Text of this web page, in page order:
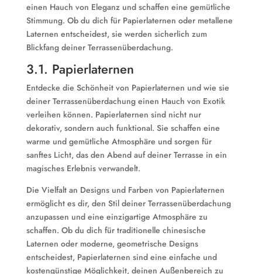
einen Hauch von Eleganz und schaffen eine gemütliche
Stimmung. Ob du dich für Papierlaternen oder metallene
Laternen entscheidest, sie werden sicherlich zum
Blickfang deiner Terrassenüberdachung.
3.1. Papierlaternen
Entdecke die Schönheit von Papierlaternen und wie sie
deiner Terrassenüberdachung einen Hauch von Exotik
verleihen können. Papierlaternen sind nicht nur
dekorativ, sondern auch funktional. Sie schaffen eine
warme und gemütliche Atmosphäre und sorgen für
sanftes Licht, das den Abend auf deiner Terrasse in ein
magisches Erlebnis verwandelt.
Die Vielfalt an Designs und Farben von Papierlaternen
ermöglicht es dir, den Stil deiner Terrassenüberdachung
anzupassen und eine einzigartige Atmosphäre zu
schaffen. Ob du dich für traditionelle chinesische
Laternen oder moderne, geometrische Designs
entscheidest, Papierlaternen sind eine einfache und
kostengünstige Möglichkeit, deinen Außenbereich zu